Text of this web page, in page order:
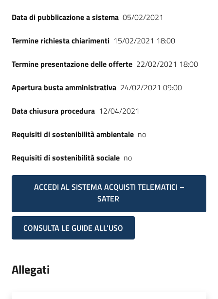
Data di pubblicazione a sistema 05/02/2021
Termine richiesta chiarimenti 15/02/2021 18:00
Termine presentazione delle offerte 22/02/2021 18:00
Apertura busta amministrativa 24/02/2021 09:00
Data chiusura procedura 12/04/2021
Requisiti di sostenibilità ambientale no
Requisiti di sostenibilità sociale no
ACCEDI AL SISTEMA ACQUISTI TELEMATICI –
SATER
CONSULTA LE GUIDE ALL'USO
Allegati